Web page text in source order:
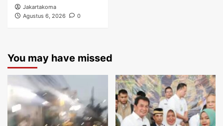
Jakartakoma
Agustus 6, 2026
0
You may have missed